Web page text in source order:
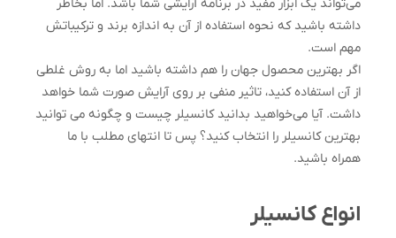
می‌تواند یک ابزار مفید در برنامه آرایشی شما باشد. اما بخاطر
داشته باشید که نحوه استفاده از آن به اندازه برند و ترکیباتش
مهم است.
اگر بهترین محصول جهان را هم داشته باشید اما به روش غلطی
از آن استفاده کنید، تاثیر منفی بر روی آرایش صورت شما خواهد
داشت. آیا می‌خواهید بدانید کانسیلر چیست و چگونه می توانید
بهترین کانسیلر را انتخاب کنید؟ پس تا انتهای مطلب با ما
همراه باشید.
انواع کانسیلر